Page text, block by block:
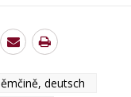
deutsch